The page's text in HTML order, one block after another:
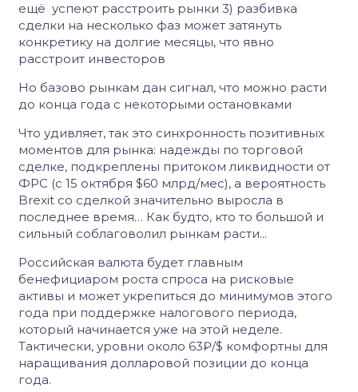
ещё успеют расстроить рынки 3) разбивка
сделки на несколько фаз может затянуть
конкретику на долгие месяцы, что явно
расстроит инвесторов
Но базово рынкам дан сигнал, что можно расти
до конца года с некоторыми остановками
Что удивляет, так это синхронность позитивных
моментов для рынка: надежды по торговой
сделке, подкреплены притоком ликвидности от
ФРС (с 15 октября $60 млрд/мес), а вероятность
Brexit со сделкой значительно выросла в
последнее время… Как будто, кто то большой и
сильный соблаговолил рынкам расти...
Российская валюта будет главным
бенефициаром роста спроса на рисковые
активы и может укрепиться до минимумов этого
года при поддержке налогового периода,
который начинается уже на этой неделе.
Тактически, уровни около 63₽/$ комфортны для
наращивания долларовой позиции до конца
года.